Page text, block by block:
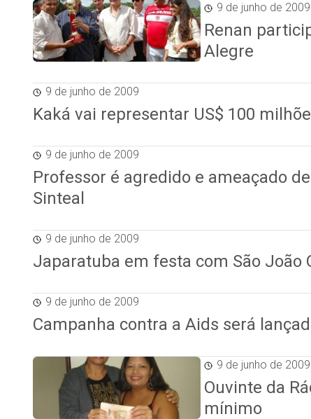
9 de junho de 2009
Renan
Alegre
9 de junho de 2009
Kaká vai representar US$ 100
9 de junho de 2009
Professor é agredido e ameaçado
Sinteal
9 de junho de 2009
Japaratuba em festa com São João
9 de junho de 2009
Campanha contra a Aids será
9 de junho de 2009
Ouvinte da
mínimo